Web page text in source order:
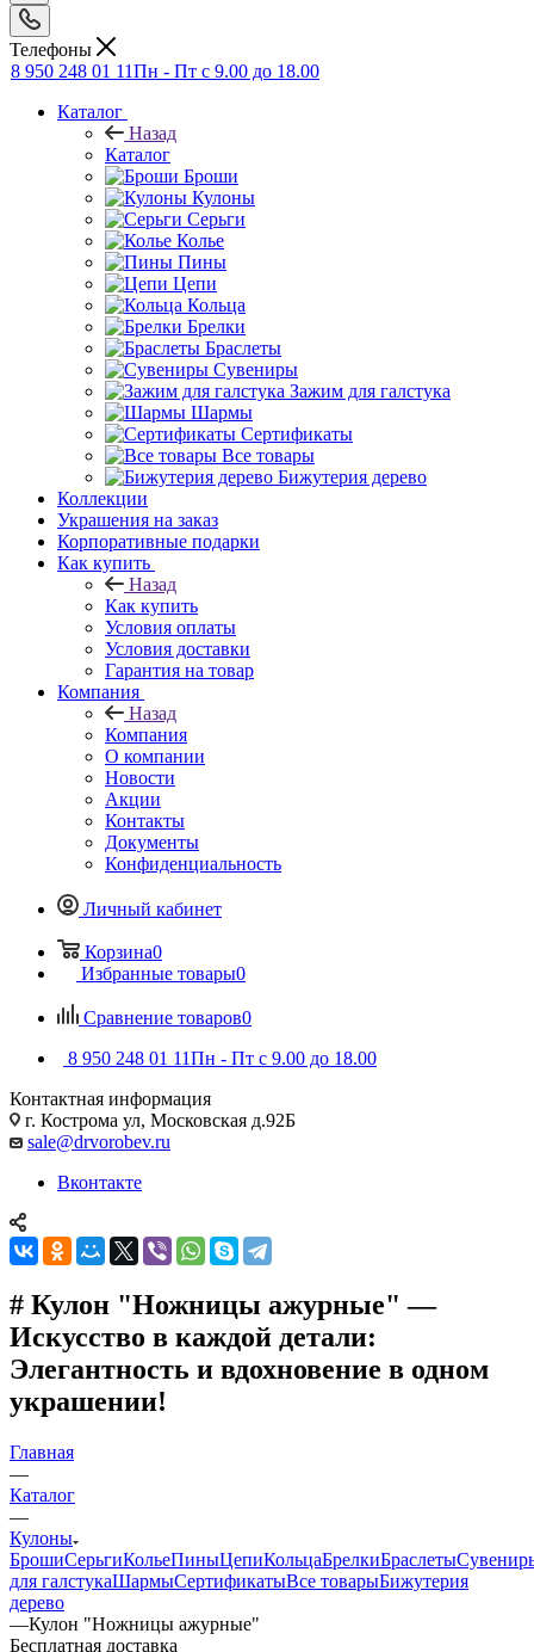
Телефоны
8 950 248 01 11Пн - Пт с 9.00 до 18.00
Каталог
Назад
Каталог
Броши
Кулоны
Серьги
Колье
Пины
Цепи
Кольца
Брелки
Браслеты
Сувениры
Зажим для галстука
Шармы
Сертификаты
Все товары
Бижутерия дерево
Коллекции
Украшения на заказ
Корпоративные подарки
Как купить
Назад
Как купить
Условия оплаты
Условия доставки
Гарантия на товар
Компания
Назад
Компания
О компании
Новости
Акции
Контакты
Документы
Конфиденциальность
Личный кабинет
Корзина0
Избранные товары0
Сравнение товаров0
8 950 248 01 11Пн - Пт с 9.00 до 18.00
Контактная информация
г. Кострома ул, Московская д.92Б
sale@drvorobev.ru
Вконтакте
# Кулон "Ножницы ажурные" —
Искусство в каждой детали:
Элегантность и вдохновение в одном
украшении!
Главная
—
Каталог
—
Кулоны
БрошиСерьгиКольеПиныЦепиКольцаБрелкиБраслеты
для галстукаШармыСертификатыВсе товарыБижутерия
дерево
—Кулон "Ножницы ажурные"
Бесплатная доставка